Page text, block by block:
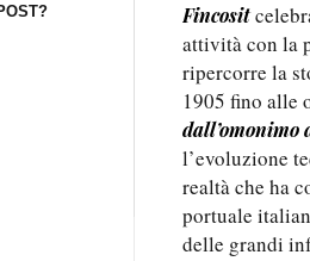
Fincosit
attività con la
ripercorre la
1905 fino alle
dall’omonimo
l’evoluzione
realtà che ha
portuale
delle grandi